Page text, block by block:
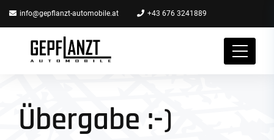
info@gepflanzt-automobile.at +43 676 3241889
Übergabe :-)